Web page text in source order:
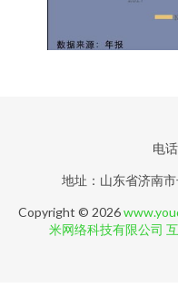
电
地址：山东省济南
Copyright © 2026
米网络科技有限公司